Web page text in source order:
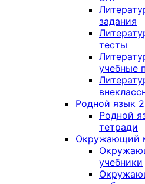
задания
тесты
учебные
Родной язык
Родной
тетради
Окружающий
учебники